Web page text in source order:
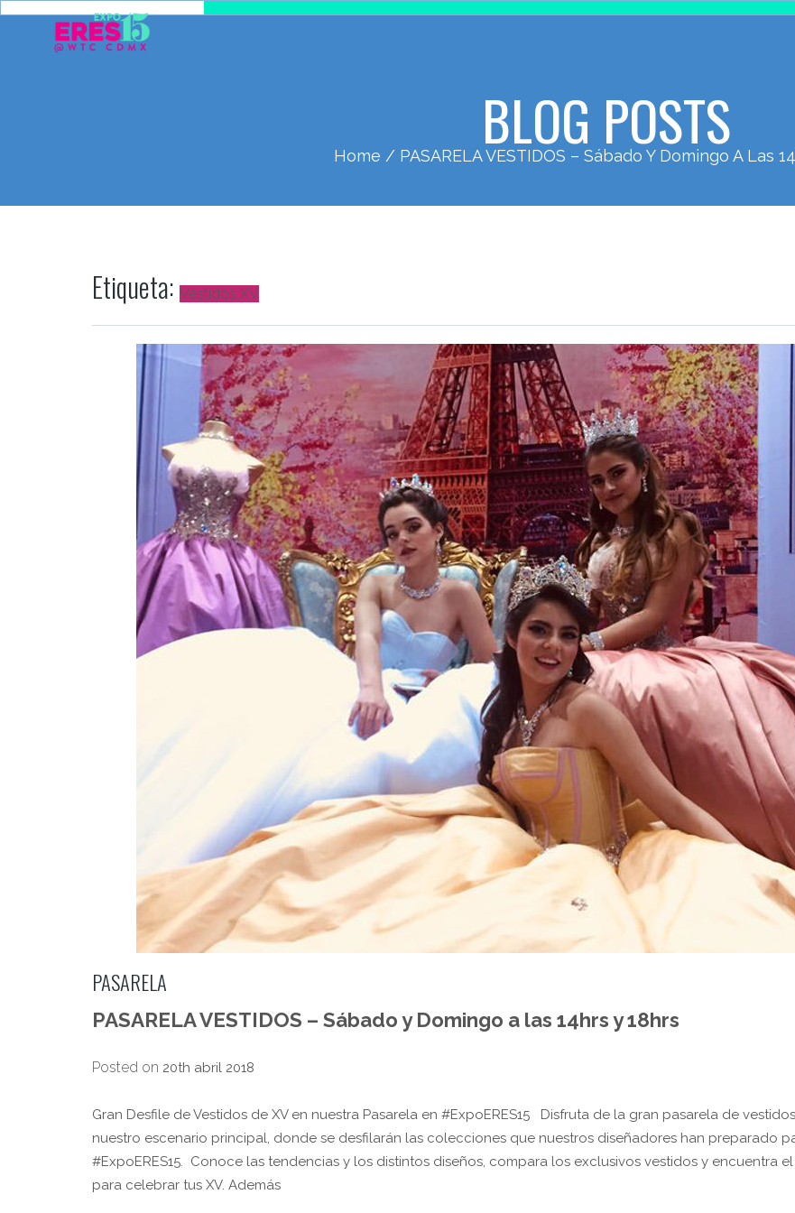
BLOG POSTS
Home / PASARELA VESTIDOS – Sábado Y Domingo A Las
Etiqueta: Vestidos XV
PASARELA
PASARELA VESTIDOS – Sábado y Domingo a las 14hrs y 18hrs
Posted on 20th abril 2018
Gran Desfile de Vestidos de XV en nuestra Pasarela en #ExpoERES15 Disfruta de la gran pasarela de
nuestro escenario principal, donde se desfilarán las colecciones que nuestros diseñadores han preparado
#ExpoERES15. Conoce las tendencias y los distintos diseños, compara los exclusivos vestidos y encuentra
para celebrar tus XV. Además